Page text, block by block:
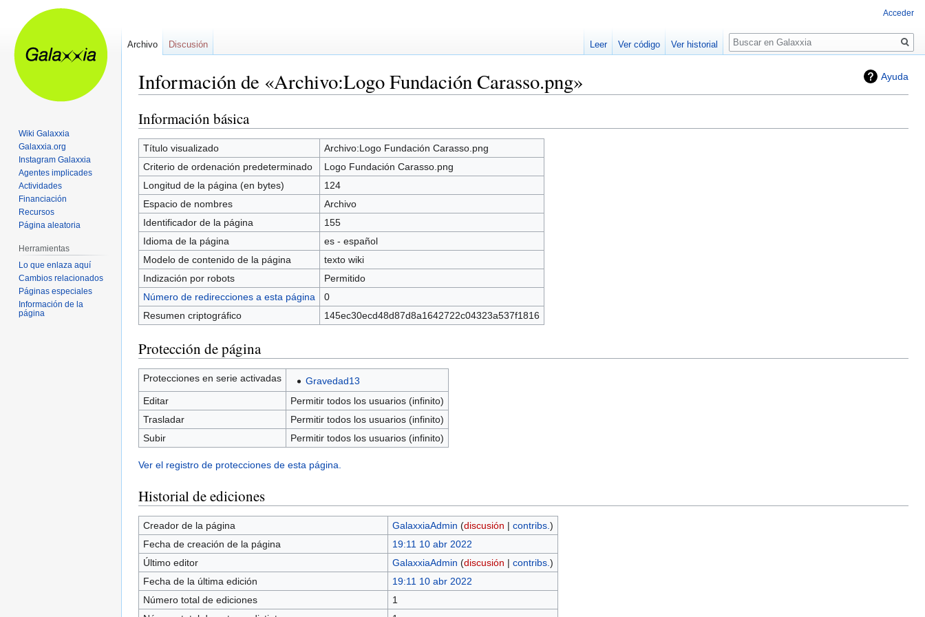
Ayuda
Información de «Archivo:Logo Fundación Carasso.png»
Ir
a
la
navegación
Ir
a
la
búsqueda
Información básica
Título visualizado
Archivo:Logo Fundación Carasso.png
Criterio de ordenación predeterminado
Logo Fundación Carasso.png
Longitud de la página (en bytes)
124
Espacio de nombres
Archivo
Identificador de la página
155
Idioma de la página
es - español
Modelo de contenido de la página
texto wiki
Indización por robots
Permitido
Número de redirecciones a esta página
0
Resumen criptográfico
145ec30ecd48d87d8a1642722c04323a537f1816
Protección de página
Protecciones en serie activadas
Gravedad13
Editar
Permitir todos los usuarios (infinito)
Trasladar
Permitir todos los usuarios (infinito)
Subir
Permitir todos los usuarios (infinito)
Ver el registro de protecciones de esta página.
Historial de ediciones
Creador de la página GalaxxiaAdmin (discusión | contribs. )
Fecha de creación de la página
19:11 10 abr 2022
Último editor
GalaxxiaAdmin (discusión | contribs. )
Fecha de la última edición
19:11 10 abr 2022
Número total de ediciones
1
Acceder
Archivo Discusión Leer Ver código Ver historial
Buscar
Wiki Galaxxia
Galaxxia.org
Instagram Galaxxia
Agentes implicades
Actividades
Financiación
Recursos
Página aleatoria
Herramientas
Lo que enlaza aquí
Cambios relacionados
Páginas especiales
Información de la
página